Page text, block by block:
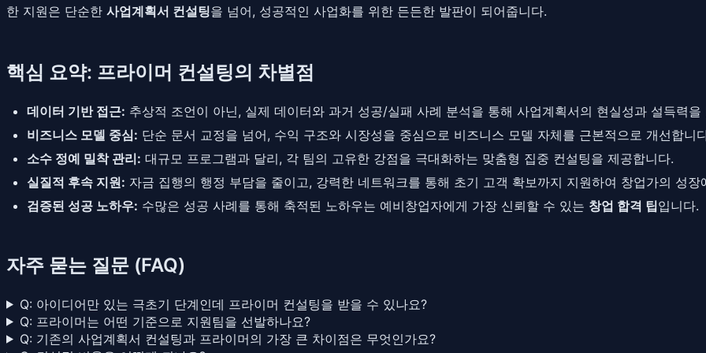
한 지원은 단순한 사업계획서 컨설팅을 넘어, 성공적인 사업화를 위한 든든한 발판이 되어줍니다.
핵심 요약: 프라이머 컨설팅의 차별점
데이터 기반 접근: 추상적 조언이 아닌, 실제 데이터와 과거 성공/실패 사례 분석을 통해 사업계획서의 현실성과 설득력을
비즈니스 모델 중심: 단순 문서 교정을 넘어, 수익 구조와 시장성을 중심으로 비즈니스 모델 자체를 근본적으로 개선합니
소수 정예 밀착 관리: 대규모 프로그램과 달리, 각 팀의 고유한 강점을 극대화하는 맞춤형 집중 컨설팅을 제공합니다.
실질적 후속 지원: 자금 집행의 행정 부담을 줄이고, 강력한 네트워크를 통해 초기 고객 확보까지 지원하여 창업가의 성장
검증된 성공 노하우: 수많은 성공 사례를 통해 축적된 노하우는 예비창업자에게 가장 신뢰할 수 있는 창업 합격 팁입니다.
자주 묻는 질문 (FAQ)
Q: 아이디어만 있는 극초기 단계인데 프라이머 컨설팅을 받을 수 있나요?
Q: 프라이머는 어떤 기준으로 지원팀을 선발하나요?
Q: 기존의 사업계획서 컨설팅과 프라이머의 가장 큰 차이점은 무엇인가요?